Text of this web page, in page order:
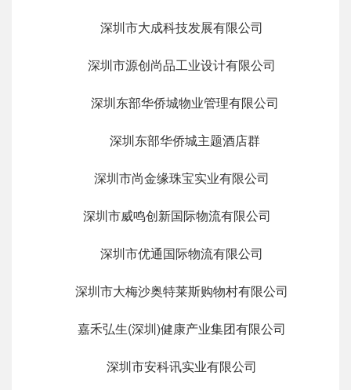
深圳市大成科技发展有限公司
深圳市源创尚品工业设计有限公司
深圳东部华侨城物业管理有限公司
深圳东部华侨城主题酒店群
深圳市尚金缘珠宝实业有限公司
深圳市威鸣创新国际物流有限公司
深圳市优通国际物流有限公司
深圳市大梅沙奥特莱斯购物村有限公司
嘉禾弘生(深圳)健康产业集团有限公司
深圳市安科讯实业有限公司